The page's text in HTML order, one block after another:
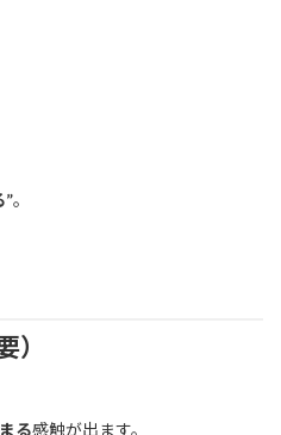
”。
る感触が出ます。